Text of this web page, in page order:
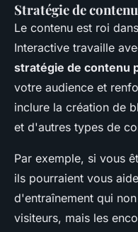
Stratégie de
Le contenu est roi
Interactive travaille
stratégie de contenu
votre audience et
inclure la création de
et d'autres types de
Par exemple, si vous
ils pourraient vous
d'entraînement qui
visiteurs, mais les